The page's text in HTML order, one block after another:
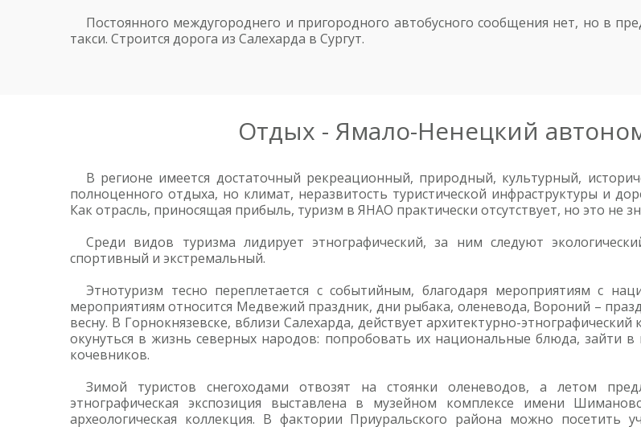
Постоянного междугороднего и пригородного автобусного сообщения нет, но в
такси. Строится дорога из Салехарда в Сургут.
Отдых - Ямало-Ненецкий
В регионе имеется достаточный рекреационный, природный, культурный,
полноценного отдыха, но климат, неразвитость туристической инфраструктуры и
Как отрасль, приносящая прибыль, туризм в ЯНАО практически отсутствует, но это не
Среди видов туризма лидирует этнографический, за ним следуют
спортивный и экстремальный.
Этнотуризм тесно переплетается с событийным, благодаря мероприятиям с
мероприятиям относится Медвежий праздник, дни рыбака, оленевода, Вороний –
весну. В Горнокнязевске, вблизи Салехарда, действует архитектурно-
окунуться в жизнь северных народов: попробовать их национальные блюда, зайти
кочевников.
Зимой туристов снегоходами отвозят на стоянки оленеводов, а летом
этнографическая экспозиция выставлена в музейном комплексе имени
археологическая коллекция. В фактории Приуральского района можно посетить